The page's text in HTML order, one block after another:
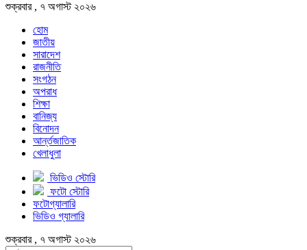
শুক্রবার , ৭ অগাস্ট ২০২৬
হোম
জাতীয়
সারাদেশ
রাজনীতি
সংগঠন
অপরাধ
শিক্ষা
বানিজ্য
বিনোদন
আর্ন্তজাতিক
খেলাধুলা
ভিডিও স্টোরি
ফটো স্টোরি
ফটোগ্যালারি
ভিডিও গ্যালারি
শুক্রবার , ৭ অগাস্ট ২০২৬